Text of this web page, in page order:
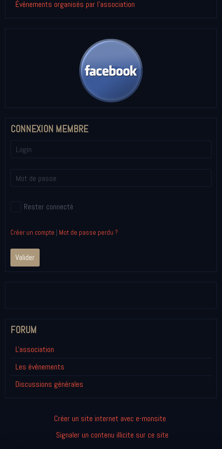
Événements organisés par l'association
CONNEXION MEMBRE
Rester connecté
Créer un compte | Mot de passe perdu ?
Valider
FORUM
L'association
Les événements
Discussions générales
Créer un site internet avec e-monsite
Signaler un contenu illicite sur ce site